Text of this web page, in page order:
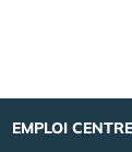
EMPLOI